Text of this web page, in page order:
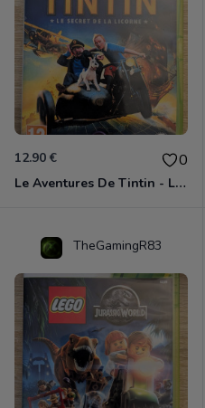
12.90 € 0
Le Aventures De Tintin - Le Secret De La Licorne Xbox 360
TheGamingR83